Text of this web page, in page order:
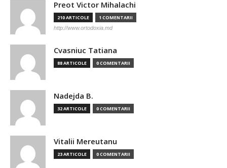
Preot Victor Mihalachi
210 ARTICOLE 1 COMENTARII
http://www.ortodoxia.md
Cvasniuc Tatiana
88 ARTICOLE 0 COMENTARII
Nadejda B.
32 ARTICOLE 0 COMENTARII
Vitalii Mereutanu
23 ARTICOLE 0 COMENTARII